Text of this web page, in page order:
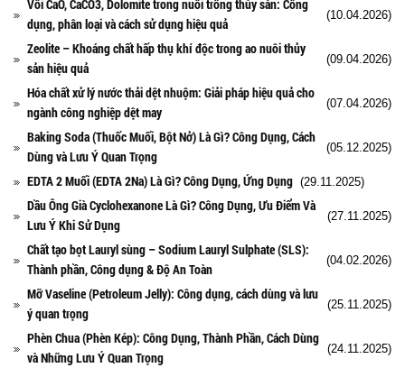
Vôi CaO, CaCO3, Dolomite trong nuôi trồng thủy sản: Công
dụng, phân loại và cách sử dụng hiệu quả
(10.04.2026)
Zeolite – Khoáng chất hấp thụ khí độc trong ao nuôi thủy
sản hiệu quả
(09.04.2026)
Hóa chất xử lý nước thải dệt nhuộm: Giải pháp hiệu quả cho
ngành công nghiệp dệt may
(07.04.2026)
Baking Soda (Thuốc Muối, Bột Nở) Là Gì? Công Dụng, Cách
Dùng và Lưu Ý Quan Trọng
(05.12.2025)
EDTA 2 Muối (EDTA 2Na) Là Gì? Công Dụng, Ứng Dụng (29.11.2025)
Dầu Ông Già Cyclohexanone Là Gì? Công Dụng, Ưu Điểm Và
Lưu Ý Khi Sử Dụng
(27.11.2025)
Chất tạo bọt Lauryl sùng – Sodium Lauryl Sulphate (SLS):
Thành phần, Công dụng & Độ An Toàn
(04.02.2026)
Mỡ Vaseline (Petroleum Jelly): Công dụng, cách dùng và lưu
ý quan trọng
(25.11.2025)
Phèn Chua (Phèn Kép): Công Dụng, Thành Phần, Cách Dùng
và Những Lưu Ý Quan Trọng
(24.11.2025)